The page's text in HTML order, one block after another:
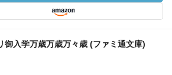
御入学万歳万歳万々歳 (ファミ通文庫)